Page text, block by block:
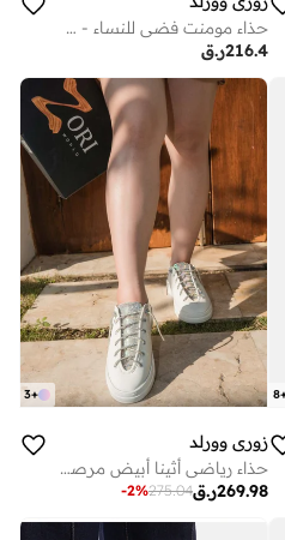
حذاء مومنت فضي للنساء - حذاء مومنت مزين
ر.ق216.4
8
+
3
زوري وورلد
حذاء رياضي أثينا أبيض مرصع بأحجار الراين برباط للإغلاق للنساء - نعل سميك بارتفاع 2 بوصة
ر.ق269.98
275.04
-2%